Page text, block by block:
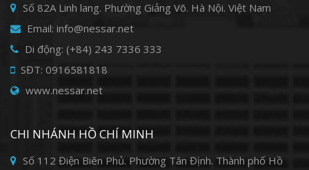
Số 82A Linh lang. Phường Giảng Võ. Hà Nội. Việt Nam
Email: info@nessar.net
Di động: (+84) 243 7336 333
SĐT: 0916581818
www.nessar.net
CHI NHÁNH HỒ CHÍ MINH
Số 112 Điện Biên Phủ. Phường Tân Định. Thành phố Hồ